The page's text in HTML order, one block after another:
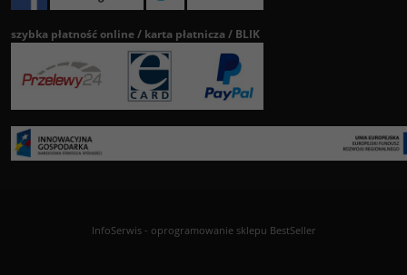
szybka płatność online / karta płatnicza / BLIK
InfoSerwis- oprogramowanie sklepu BestSeller